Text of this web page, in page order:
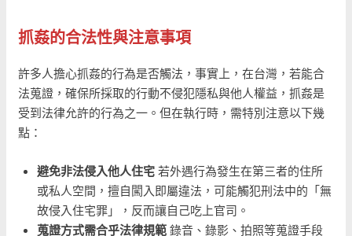
抓姦的合法性與注意事項
許多人擔心抓姦的行為是否觸法，事實上，在台灣，若能合
法蒐證，確保所採取的行動不侵犯隱私與他人權益，抓姦是
受到法律允許的行為之一。但在執行時，需特別注意以下幾
點：
避免非法侵入他人住宅 若外遇行為發生在第三者的住所
或私人空間，擅自闖入即屬違法，可能觸犯刑法中的「無
故侵入住宅罪」，反而讓自己吃上官司。
蒐證方式需合乎法律規範 錄音、錄影、拍照等蒐證手段